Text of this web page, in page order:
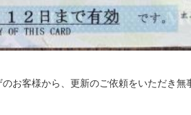
お客様から、更新のご依頼をいただき無